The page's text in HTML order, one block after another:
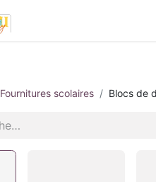
Fournitures scolaires Blocs de